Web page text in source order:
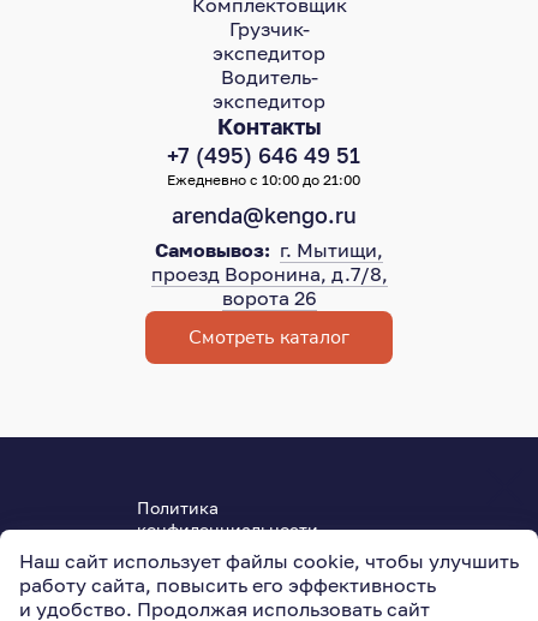
Наш сайт использует файлы cookie, чтобы улучшить
работу сайта, повысить его эффективность
и удобство. Продолжая использовать сайт
Контакты
+7 (495) 646 49 51
Ежедневно с 10:00 до 21:00
arenda@kengo.ru
Самовывоз: г. Мытищи,
проезд Воронина, д.7/8,
ворота 26
Смотреть каталог
Комплектовщик
Грузчик-
экспедитор
Водитель-
экспедитор
Политика
конфиденциальности
Пользовательское соглашение
ОГРН 315501800004950
127015,Москва,Новодмитровская ул., 5АС3